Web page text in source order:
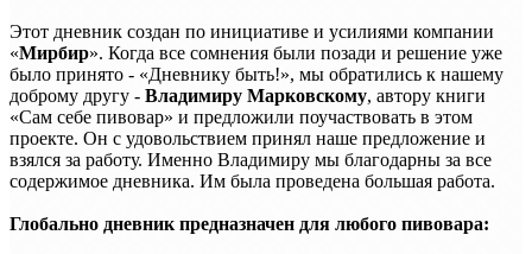
Этот дневник создан по инициативе и усилиями компании
«Мирбир». Когда все сомнения были позади и решение уже
было принято - «Дневнику быть!», мы обратились к нашему
доброму другу - Владимиру Марковскому, автору книги
«Сам себе пивовар» и предложили поучаствовать в этом
проекте. Он с удовольствием принял наше предложение и
взялся за работу. Именно Владимиру мы благодарны за все
содержимое дневника. Им была проведена большая работа.
Глобально дневник предназначен для любого пивовара: